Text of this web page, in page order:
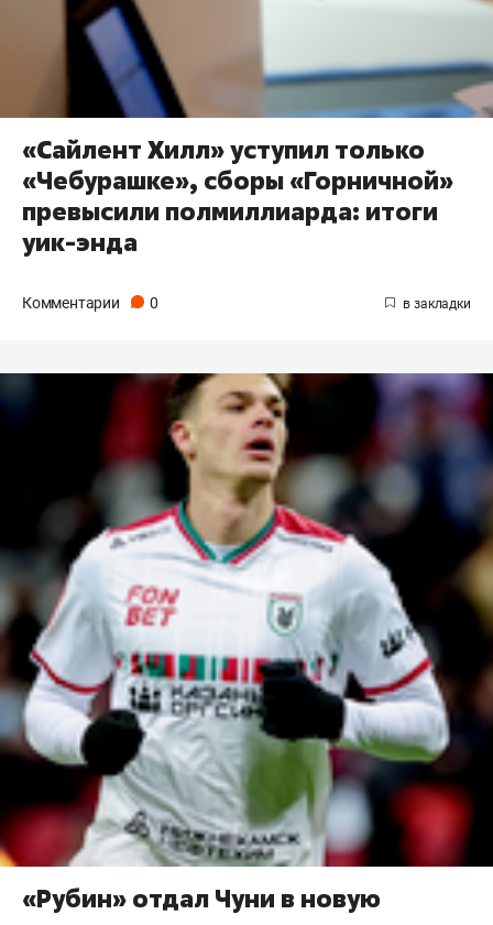
«Сайлент Хилл» уступил только
«Чебурашке», сборы «Горничной»
превысили полмиллиарда: итоги
уик-энда
Комментарии 0
«Рубин» отдал Чуни в новую